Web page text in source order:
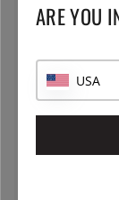
EPIC SPICE
Tacokrydda,
99:-
ARE YOU
USA